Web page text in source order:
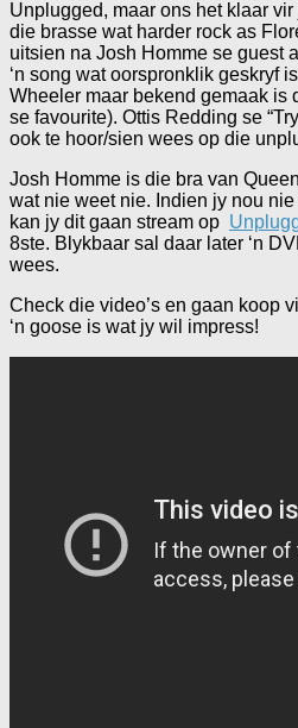
Unplugged, maar ons het klaar
die brasse wat harder rock as
uitsien na Josh Homme se guest
‘n song wat oorspronklik geskryf
Wheeler maar bekend gemaak is
se favourite). Ottis Redding se
ook te hoor/sien wees op die
Josh Homme is die bra van
wat nie weet nie. Indien jy nou
kan jy dit gaan stream op
8ste. Blykbaar sal daar later ‘n
wees.
Check die video’s en gaan koop
‘n goose is wat jy wil impress!